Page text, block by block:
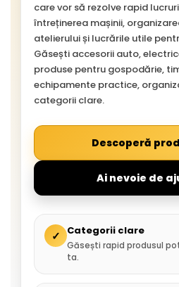
care vor să rezolve rapid
întreținerea mașinii,
atelierului și lucrările utile
Găsești accesorii auto,
produse pentru gospodărie,
echipamente practice,
categorii clare.
Descoperă
Ai nevoie de
✓ Categorii clare
Găsești rapid produsul
ta.